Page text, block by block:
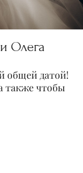
Олега
общей датой!
также чтобы